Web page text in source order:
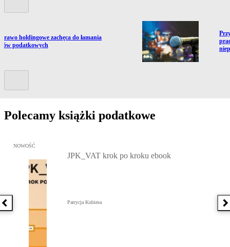
do artykułu:
holdingowe zachęca do łamania
podatkowych
Polecamy książki podatkowe
Poprzednia książka
Przejdź do: JPK_VAT krok po kroku ebook, Patrycja Kubiesa -
NOWOŚĆ
JPK_VAT krok po kroku ebook
Patrycja Kubiesa